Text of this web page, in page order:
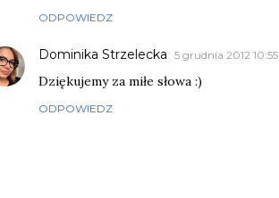
ODPOWIEDZ
Dominika Strzelecka 5 grudnia 2012 10:55
Dziękujemy za miłe słowa :)
ODPOWIEDZ